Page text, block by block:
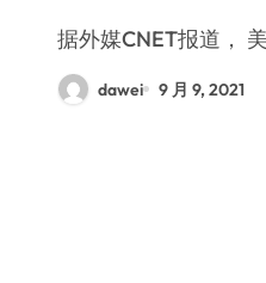
据外媒CNET报道，
dawei 9 月 9, 2021